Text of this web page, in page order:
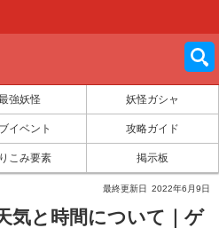
強妖怪 妖怪ガシャ
イベント 攻略ガイド
こみ要素 掲示板
最終更新日 2022年6月9日
気と時間について｜ゲ